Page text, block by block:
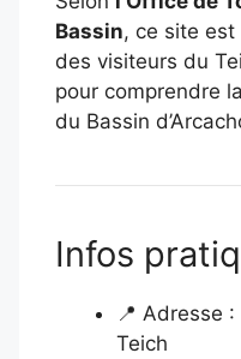
Bassin, ce site est
des visiteurs du
pour comprendre
du Bassin
Infos
📍 Adresse
Teich